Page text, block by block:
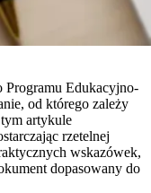
Programu Edukacyjno-
od którego zależy
artykule
rzetelnej
wskazówek,
dopasowany do